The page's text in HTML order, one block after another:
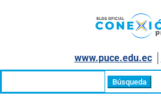
www.puce.edu.ec│